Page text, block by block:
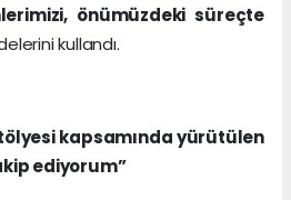
önümüzdeki süreçte
kullandı.
kapsamında yürütülen
ediyorum”